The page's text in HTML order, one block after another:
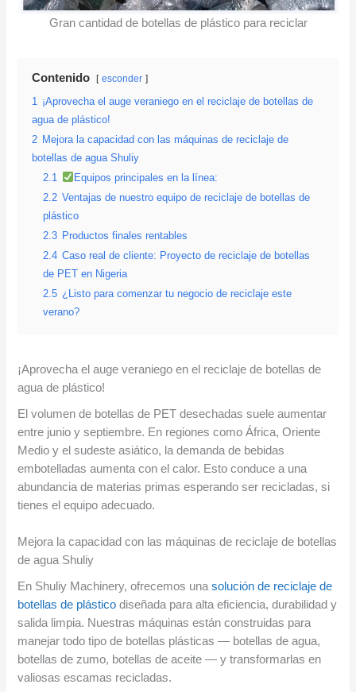
Gran cantidad de botellas de plástico para reciclar
Contenido esconder
1 ¡Aprovecha el auge veraniego en el reciclaje de botellas de
agua de plástico!
2 Mejora la capacidad con las máquinas de reciclaje de
botellas de agua Shuliy
2.1
Equipos principales en la línea:
2.2 Ventajas de nuestro equipo de reciclaje de botellas de
plástico
2.3 Productos finales rentables
2.4 Caso real de cliente: Proyecto de reciclaje de botellas
de PET en Nigeria
2.5 ¿Listo para comenzar tu negocio de reciclaje este
verano?
¡Aprovecha el auge veraniego en el reciclaje de botellas de
agua de plástico!
El volumen de botellas de PET desechadas suele aumentar
entre junio y septiembre. En regiones como África, Oriente
Medio y el sudeste asiático, la demanda de bebidas
embotelladas aumenta con el calor. Esto conduce a una
abundancia de materias primas esperando ser recicladas, si
tienes el equipo adecuado.
Mejora la capacidad con las máquinas de reciclaje de botellas
de agua Shuliy
En Shuliy Machinery, ofrecemos unasolución de reciclaje de
botellas de plástico diseñada para alta eficiencia, durabilidad y
salida limpia. Nuestras máquinas están construidas para
manejar todo tipo de botellas plásticas — botellas de agua,
botellas de zumo, botellas de aceite — y transformarlas en
valiosas escamas recicladas.